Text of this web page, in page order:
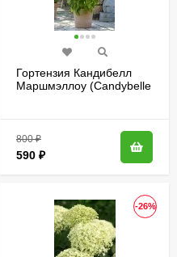
Гортензия Кандибелл
Маршмэллоу (Candybelle
800₽
590 ₽
-26%